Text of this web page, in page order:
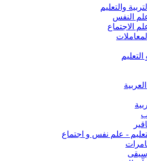
والتعليم
علم النفس
الاجتماع
- علم نفس و اجتماع